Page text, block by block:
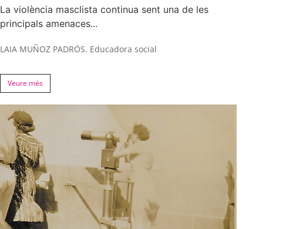
La violència masclista continua sent una de les
principals amenaces...
LAIA MUÑOZ PADRÓS. Educadora social
Veure més